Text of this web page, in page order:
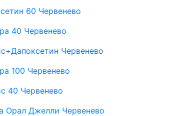
60 Червенево
40 Червенево
Червенево
100 Червенево
40 Червенево
Орал Джелли Червенево